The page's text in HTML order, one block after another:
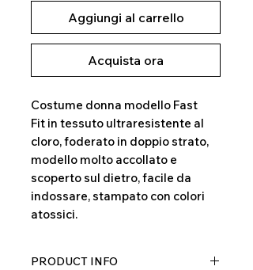
Aggiungi al carrello
Acquista ora
Costume donna modello Fast
Fit in tessuto ultraresistente al
cloro, foderato in doppio strato,
modello molto accollato e
scoperto sul dietro, facile da
indossare, stampato con colori
atossici.
PRODUCT INFO